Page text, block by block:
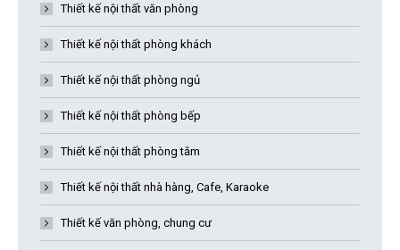
Thiết kế nội thất văn phòng
Thiết kế nội thất phòng khách
Thiết kế nội thất phòng ngủ
Thiết kế nội thất phòng bếp
Thiết kế nội thất phòng tắm
Thiết kế nội thất nhà hàng, Cafe, Karaoke
Thiết kế văn phòng, chung cư